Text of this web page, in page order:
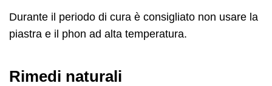
Durante il periodo di cura è consigliato non usare la
piastra e il phon ad alta temperatura.
Rimedi naturali